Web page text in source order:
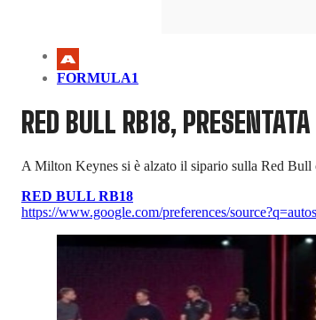
FORMULA1
RED BULL RB18,
A Milton Keynes si è alzato il sipario sulla Red Bull
RED BULL RB18
https://www.google.com/preferences/